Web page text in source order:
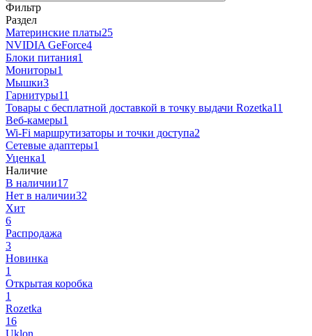
Фильтр
Раздел
Материнские платы25
NVIDIA GeForce4
Блоки питания1
Мониторы1
Мышки3
Гарнитуры11
Товары с бесплатной доставкой в точку выдачи Rozetka11
Веб-камеры1
Wi-Fi маршрутизаторы и точки доступа2
Сетевые адаптеры1
Уценка1
Наличие
В наличии17
Нет в наличии32
Хит
6
Распродажа
3
Новинка
1
Открытая коробка
1
Rozetka
16
Uklon